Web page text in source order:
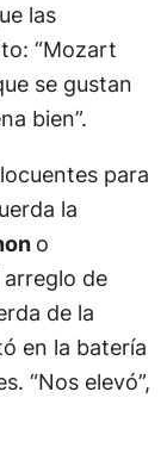
las
“Mozart
se gustan
bien”.
para
la
o
de
de la
en la batería
“Nos elevó”,